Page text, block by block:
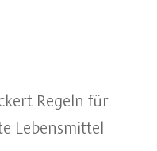
Regeln für
Lebensmittel